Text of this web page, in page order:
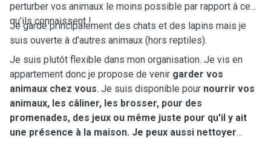
perturber vos animaux le moins possible par rapport à ce
qu'ils connaissent !
Je garde principalement des chats et des lapins mais je
suis ouverte à d'autres animaux (hors reptiles).
Je suis plutôt flexible dans mon organisation. Je vis en
appartement donc je propose de venir garder vos
animaux chez vous. Je suis disponible pour nourrir vos
animaux, les câliner, les brosser, pour des
promenades, des jeux ou même juste pour qu'il y ait
une présence à la maison. Je peux aussi nettoyer